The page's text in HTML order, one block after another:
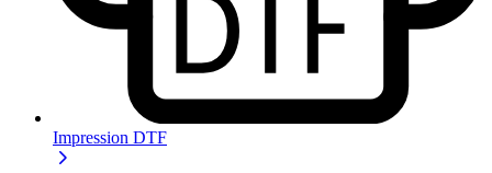
Impression DTF